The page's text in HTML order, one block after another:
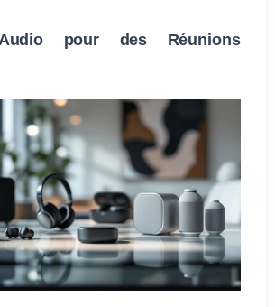
pour des Réunions